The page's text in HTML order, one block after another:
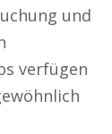
und
verfügen